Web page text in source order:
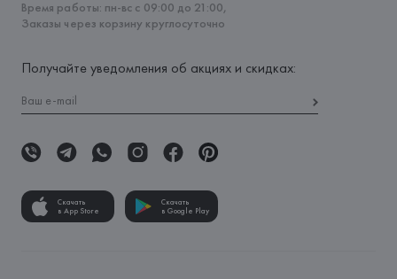
Время работы: пн-вс с 09:00 до 21:00,
Заказы через корзину круглосуточно
Получайте уведомления об акциях и скидках:
Скачать
в App Store
Скачать
в Google Play